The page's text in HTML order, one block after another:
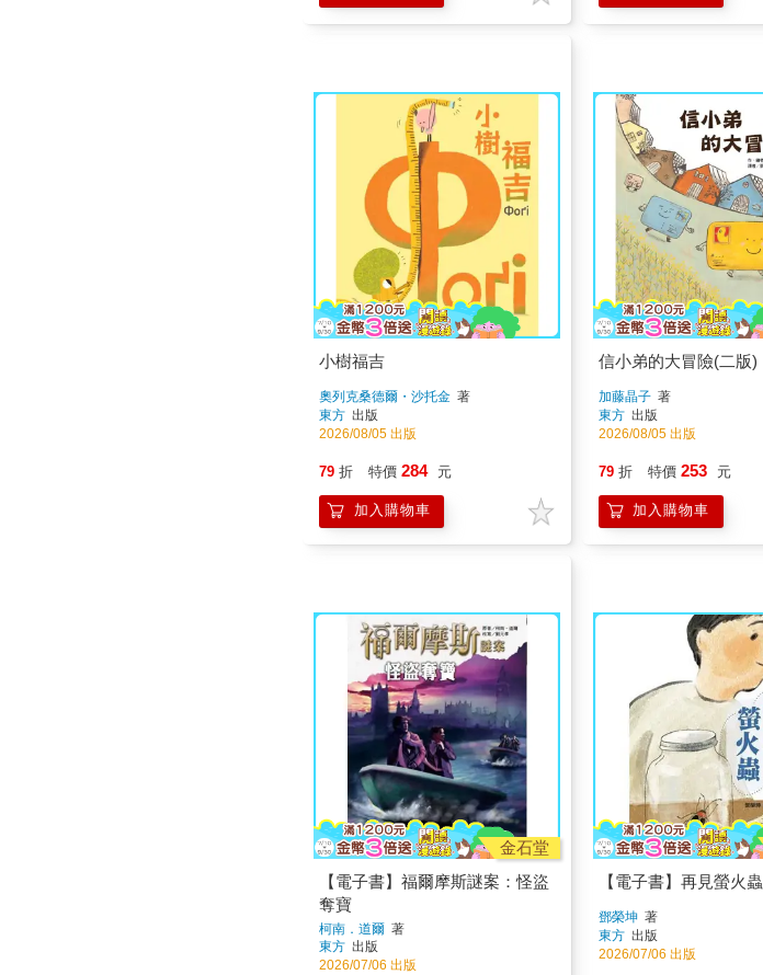
小樹福吉
奧列克桑德爾・沙托金 著
東方 出版
2026/08/05 出版
79 折 特價 284 元
加入購物車
信小弟的大冒險(二版)
加藤晶子著
東方 出版
2026/08/05 出版
79 折 特價 253 元
加入購物車
金石堂
【電子書】福爾摩斯謎案：怪盜
奪寶
柯南．道爾 著
東方 出版
2026/07/06 出版
【電子書】再見螢火蟲
鄧榮坤著
東方 出版
2026/07/06 出版